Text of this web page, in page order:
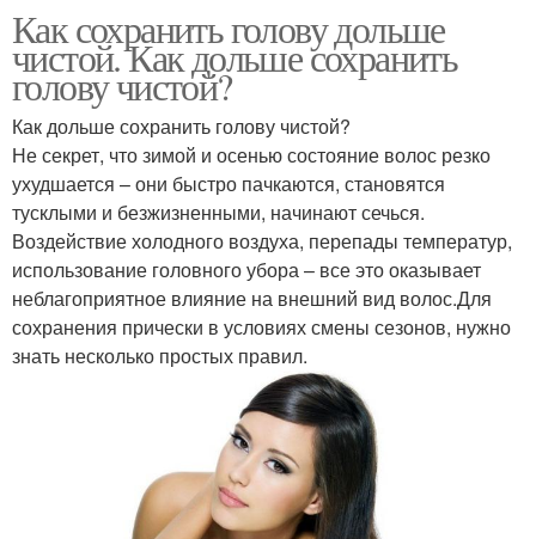
Как сохранить голову дольше
чистой. Как дольше сохранить
голову чистой?
Как дольше сохранить голову чистой?
Не секрет, что зимой и осенью состояние волос резко
ухудшается – они быстро пачкаются, становятся
тусклыми и безжизненными, начинают сечься.
Воздействие холодного воздуха, перепады температур,
использование головного убора – все это оказывает
неблагоприятное влияние на внешний вид волос.Для
сохранения прически в условиях смены сезонов, нужно
знать несколько простых правил.